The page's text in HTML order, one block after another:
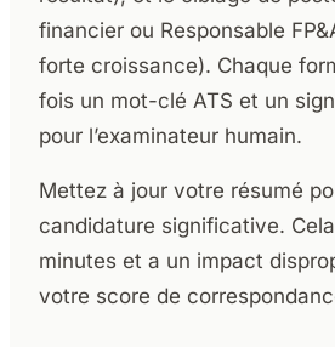
financier ou Responsable
forte croissance). Chaque
fois un mot-clé ATS et un
pour l’examinateur humain.
Mettez à jour votre résumé
candidature significative.
minutes et a un impact
votre score de